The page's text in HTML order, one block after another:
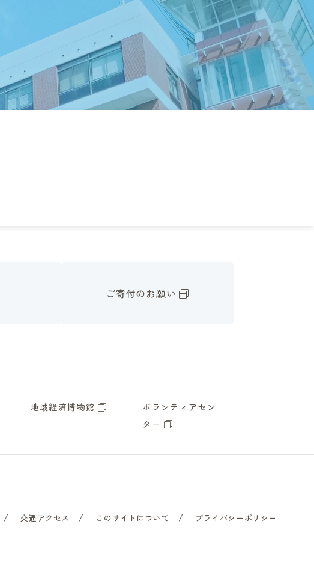
ご寄付のお願い
地域経済博物館
ボランティアセン
ター
交通アクセス このサイトについて プライバシーポリシー